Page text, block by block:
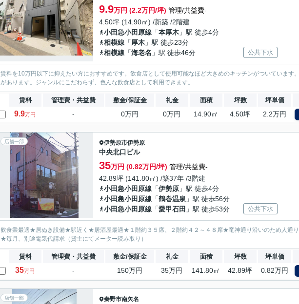
9.9万円 (2.2万円/坪) 管理/共益費-
4.50坪 (14.90㎡) /新築 /2階建
小田急小田原線 「本厚木 」駅 徒歩4分
相模線 「厚木 」駅 徒歩23分
相模線 「海老名 」駅 徒歩46分 公共下水
賃料を10万円以下に抑えたい方におすすめです。飲食店として使用可能なほど大きめのキッチンがついています
があります。ジャンルにこだわらず、色んな飲食店として利用できます。
賃料 管理費・共益費 敷金/保証金 礼金 面積 坪数 坪単価
9.9万円 - 0万円 0万円 14.90㎡ 4.50坪 2.2万円
店舗一部 伊勢原市伊勢原
中央北口ビル
35万円 (0.82万円/坪) 管理/共益費-
42.89坪 (141.80㎡) /築37年 /3階建
小田急小田原線 「伊勢原 」駅 徒歩4分
小田急小田原線 「鶴巻温泉 」駅 徒歩56分
小田急小田原線 「愛甲石田 」駅 徒歩53分 公共下水
飲食業最適★居ぬき設備★駅近く★居酒屋最適★１階約３５席、２階約４２～４８席★竜神通り沿いのため人通
★毎月、別途電気代請求（貸主にてメーター読み取り）
賃料 管理費・共益費 敷金/保証金 礼金 面積 坪数 坪単価
35万円 - 150万円 35万円 141.80㎡ 42.89坪 0.82万円
店舗一部 秦野市南矢名